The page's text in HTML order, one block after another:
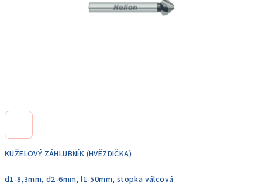
KUŽELOVÝ ZÁHLUBNÍK (HVĚZDIČKA)
d1-8,3mm, d2-6mm, l1-50mm, stopka válcová